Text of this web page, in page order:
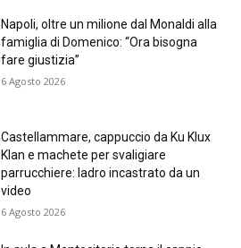
Napoli, oltre un milione dal Monaldi alla
famiglia di Domenico: “Ora bisogna
fare giustizia”
6 Agosto 2026
Castellammare, cappuccio da Ku Klux
Klan e machete per svaligiare
parrucchiere: ladro incastrato da un
video
6 Agosto 2026